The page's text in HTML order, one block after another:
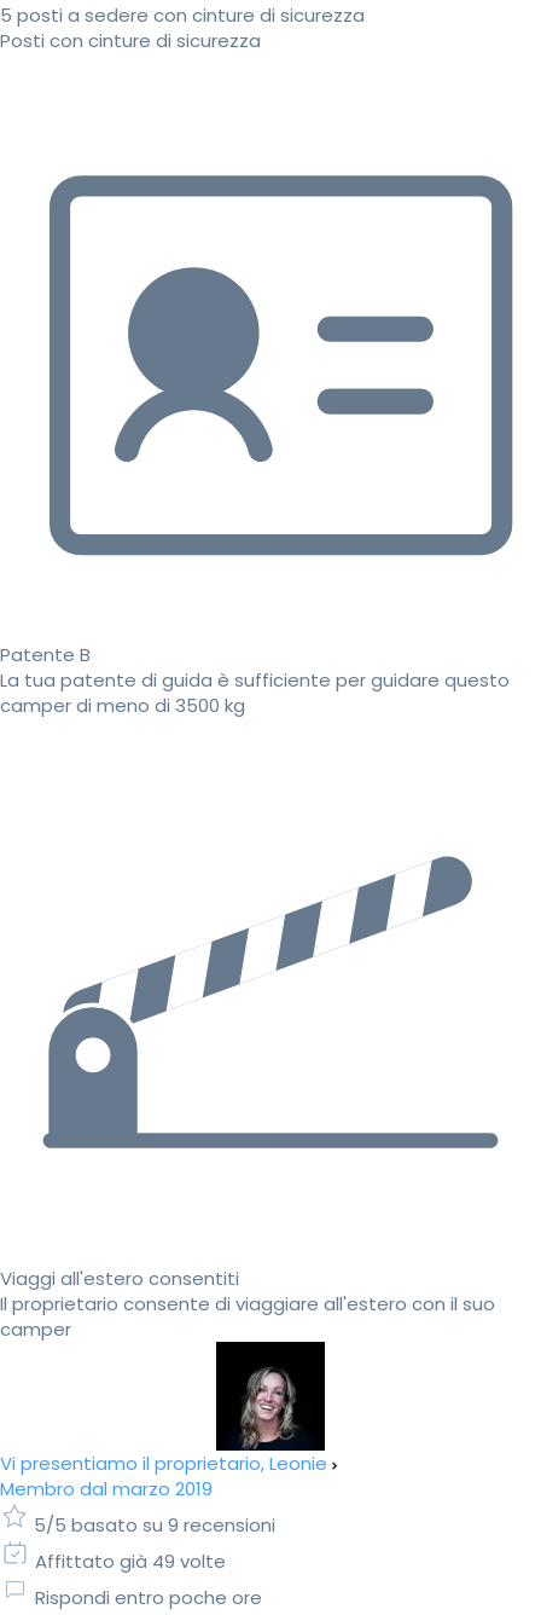
5 posti a sedere con cinture di sicurezza
Posti con cinture di sicurezza
Patente B
La tua patente di guida è sufficiente per guidare questo
camper di meno di 3500 kg
Viaggi all'estero consentiti
Il proprietario consente di viaggiare all'estero con il suo
camper
Vi presentiamo il proprietario, Leonie
Membro dal marzo 2019
5/5 basato su 9 recensioni
Affittato già 49 volte
Rispondi entro poche ore